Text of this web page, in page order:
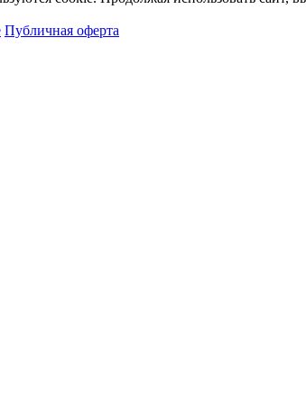
Публичная оферта